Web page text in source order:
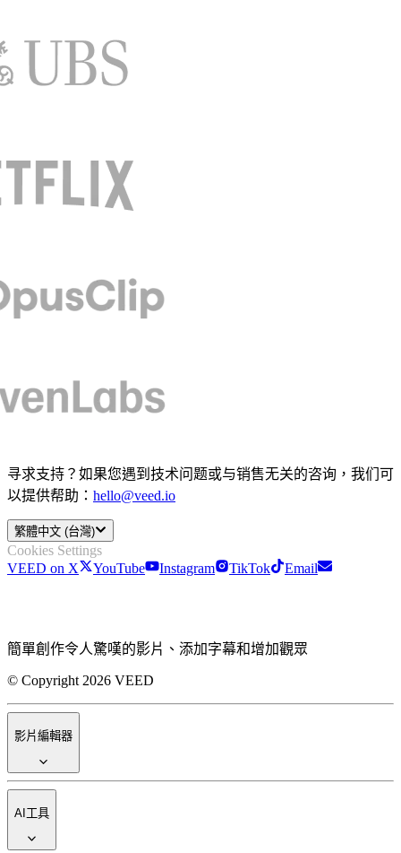
寻求支持？如果您遇到技术问题或与销售无关的咨询，我们可
以提供帮助： hello@veed.io
繁體中文 (台灣)
Cookies Settings
VEED on X
YouTube Instagram TikTok Email
簡單創作令人驚嘆的影片、添加字幕和增加觀眾
© Copyright 2026 VEED
影片編輯器
AI工具